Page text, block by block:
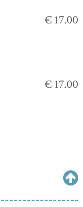
€ 17.00
€ 17.00